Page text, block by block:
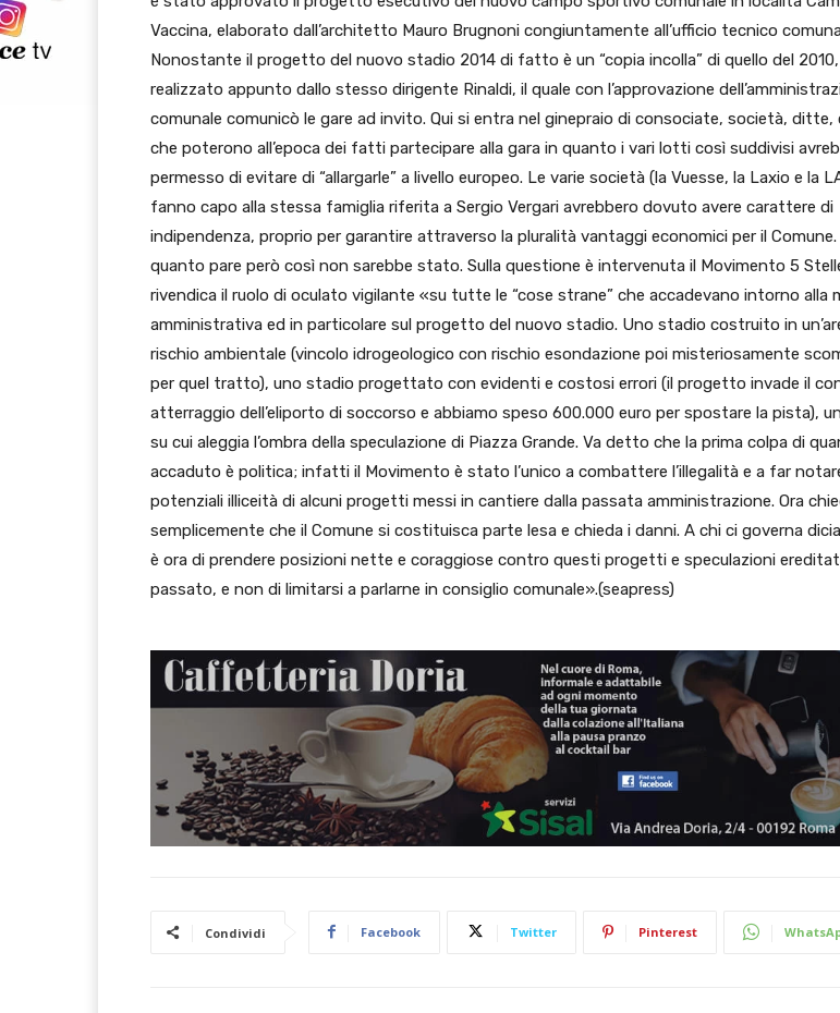
Vaccina, elaborato dall’architetto Mauro Brugnoni congiuntamente all’ufficio tecnico
Nonostante il progetto del nuovo stadio 2014 di fatto è un “copia incolla” di quello del 2010,
realizzato appunto dallo stesso dirigente Rinaldi, il quale con l’approvazione
comunale comunicò le gare ad invito. Qui si entra nel ginepraio di consociate, società, ditte,
che poterono all’epoca dei fatti partecipare alla gara in quanto i vari lotti così suddivisi
permesso di evitare di “allargarle” a livello europeo. Le varie società (la Vuesse, la Laxio e la
fanno capo alla stessa famiglia riferita a Sergio Vergari avrebbero dovuto avere carattere di
indipendenza, proprio per garantire attraverso la pluralità vantaggi economici per il Comune.
quanto pare però così non sarebbe stato. Sulla questione è intervenuta il Movimento 5
rivendica il ruolo di oculato vigilante «su tutte le “cose strane” che accadevano intorno alla
amministrativa ed in particolare sul progetto del nuovo stadio. Uno stadio costruito in
rischio ambientale (vincolo idrogeologico con rischio esondazione poi misteriosamente
per quel tratto), uno stadio progettato con evidenti e costosi errori (il progetto invade il
atterraggio dell’eliporto di soccorso e abbiamo speso 600.000 euro per spostare la pista),
su cui aleggia l’ombra della speculazione di Piazza Grande. Va detto che la prima colpa di
accaduto è politica; infatti il Movimento è stato l’unico a combattere l’illegalità e a far
potenziali illiceità di alcuni progetti messi in cantiere dalla passata amministrazione. Ora
semplicemente che il Comune si costituisca parte lesa e chieda i danni. A chi ci governa
è ora di prendere posizioni nette e coraggiose contro questi progetti e speculazioni
passato, e non di limitarsi a parlarne in consiglio comunale».(seapress)
Condividi Facebook Twitter Pinterest